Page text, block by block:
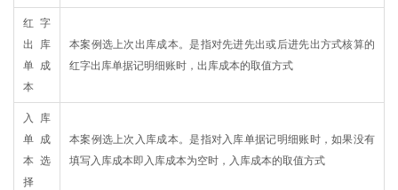
红字
出库
单成
本
本案例选上次出库成本。是指对先进先出或后进先出方式核算的
红字出库单据记明细账时，出库成本的取值方式
入库
单成
本选
择
本案例选上次入库成本。是指对入库单据记明细账时，如果没有
填写入库成本即入库成本为空时，入库成本的取值方式